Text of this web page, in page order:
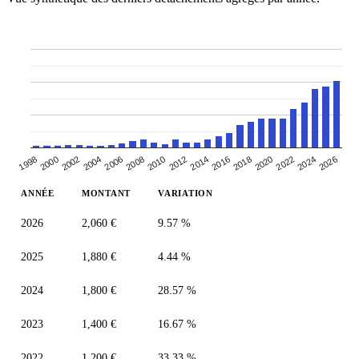
1998200020022004200620082010 20122014201620182020202220242026
ANNÉE MONTANT VARIATION
2026 2,060 € 9.57 %
2025 1,880 € 4.44 %
2024 1,800 € 28.57 %
2023 1,400 € 16.67 %